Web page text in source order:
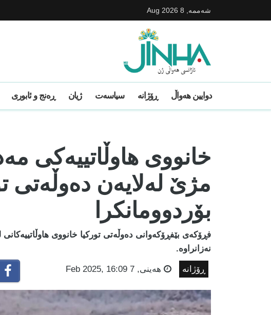
شه‌ممه‌, 8 Aug 2026
دوایین ھەواڵ ڕۆژانە سیاسەت ژیان ڕەنج و ئابوری
خانووی هاوڵاتییەکی
مژێ لەلایەن دەوڵەتی
بۆردوومانکرا
فڕۆکەی بێفڕۆکەوانی دەوڵەتی تورکیا خانووی
نەزانراوە.
ڕۆژانە هه‌ینی, 7 Feb 2025, 16:09